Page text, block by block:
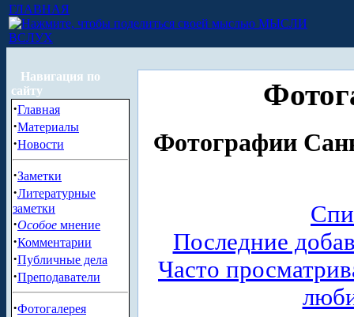
ГЛАВНАЯ
МЫСЛИ
ВСЛУХ
Навигация по
сайту
·Главная
·Материалы
·Новости
·Заметки
·Литературные
заметки
·Особое мнение
·Комментарии
·Публичные дела
·Преподаватели
·Фотогалерея
Фотографии
Последние
Часто